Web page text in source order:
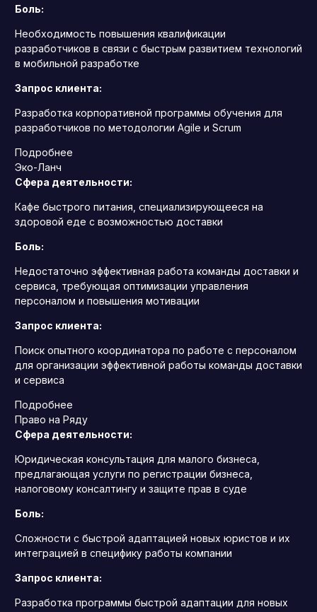
Боль:
Необходимость повышения квалификации
разработчиков в связи с быстрым развитием технологий
в мобильной разработке
Запрос клиента:
Разработка корпоративной программы обучения для
разработчиков по методологии Agile и Scrum
Подробнее
Эко-Ланч
Сфера деятельности:
Кафе быстрого питания, специализирующееся на
здоровой еде с возможностью доставки
Боль:
Недостаточно эффективная работа команды доставки и
сервиса, требующая оптимизации управления
персоналом и повышения мотивации
Запрос клиента:
Поиск опытного координатора по работе с персоналом
для организации эффективной работы команды доставки
и сервиса
Подробнее
Право на Ряду
Сфера деятельности:
Юридическая консультация для малого бизнеса,
предлагающая услуги по регистрации бизнеса,
налоговому консалтингу и защите прав в суде
Боль:
Сложности с быстрой адаптацией новых юристов и их
интеграцией в специфику работы компании
Запрос клиента:
Разработка программы быстрой адаптации для новых